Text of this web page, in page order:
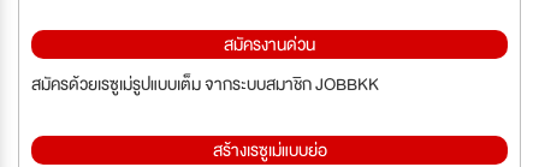
สมัครงานด่วน
สมัครด้วยเรซูเม่รูปแบบเต็ม จากระบบสมาชิก JOBBKK
สร้างเรซูเม่แบบย่อ